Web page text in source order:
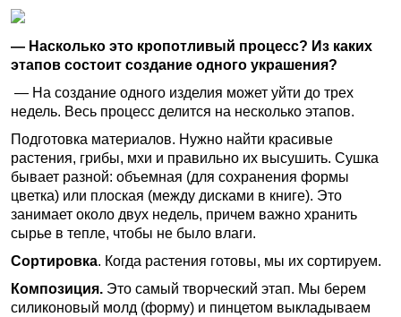
— Насколько это кропотливый процесс? Из каких
этапов состоит создание одного украшения?
— На создание одного изделия может уйти до трех
недель. Весь процесс делится на несколько этапов.
Подготовка материалов. Нужно найти красивые
растения, грибы, мхи и правильно их высушить. Сушка
бывает разной: объемная (для сохранения формы
цветка) или плоская (между дисками в книге). Это
занимает около двух недель, причем важно хранить
сырье в тепле, чтобы не было влаги.
Сортировка. Когда растения готовы, мы их сортируем.
Композиция. Это самый творческий этап. Мы берем
силиконовый молд (форму) и пинцетом выкладываем